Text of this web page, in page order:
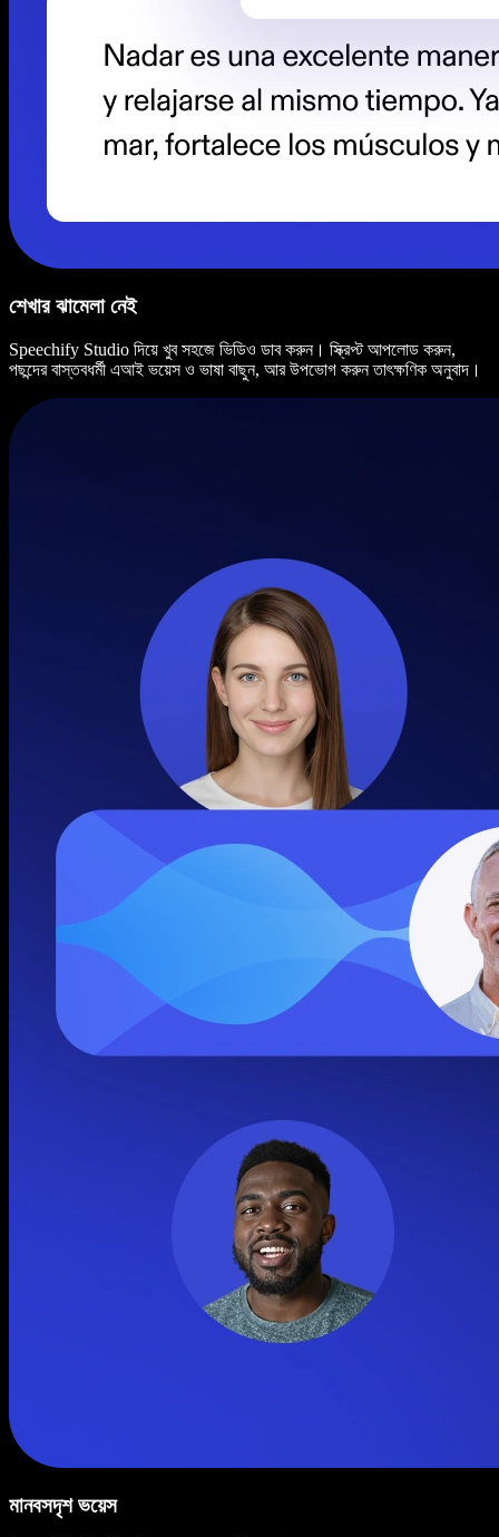
শেখার ঝামেলা নেই
Speechify Studio দিয়ে খুব সহজে ভিডিও ডাব করুন। স্ক্রিপ্ট আপলোড করুন,
পছন্দের বাস্তবধর্মী এআই ভয়েস ও ভাষা বাছুন, আর উপভোগ করুন তাৎক্ষণিক অনুবাদ।
মানবসদৃশ ভয়েস